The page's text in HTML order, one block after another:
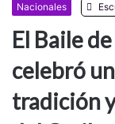
Nacionales
El Baile
celebró
tradición